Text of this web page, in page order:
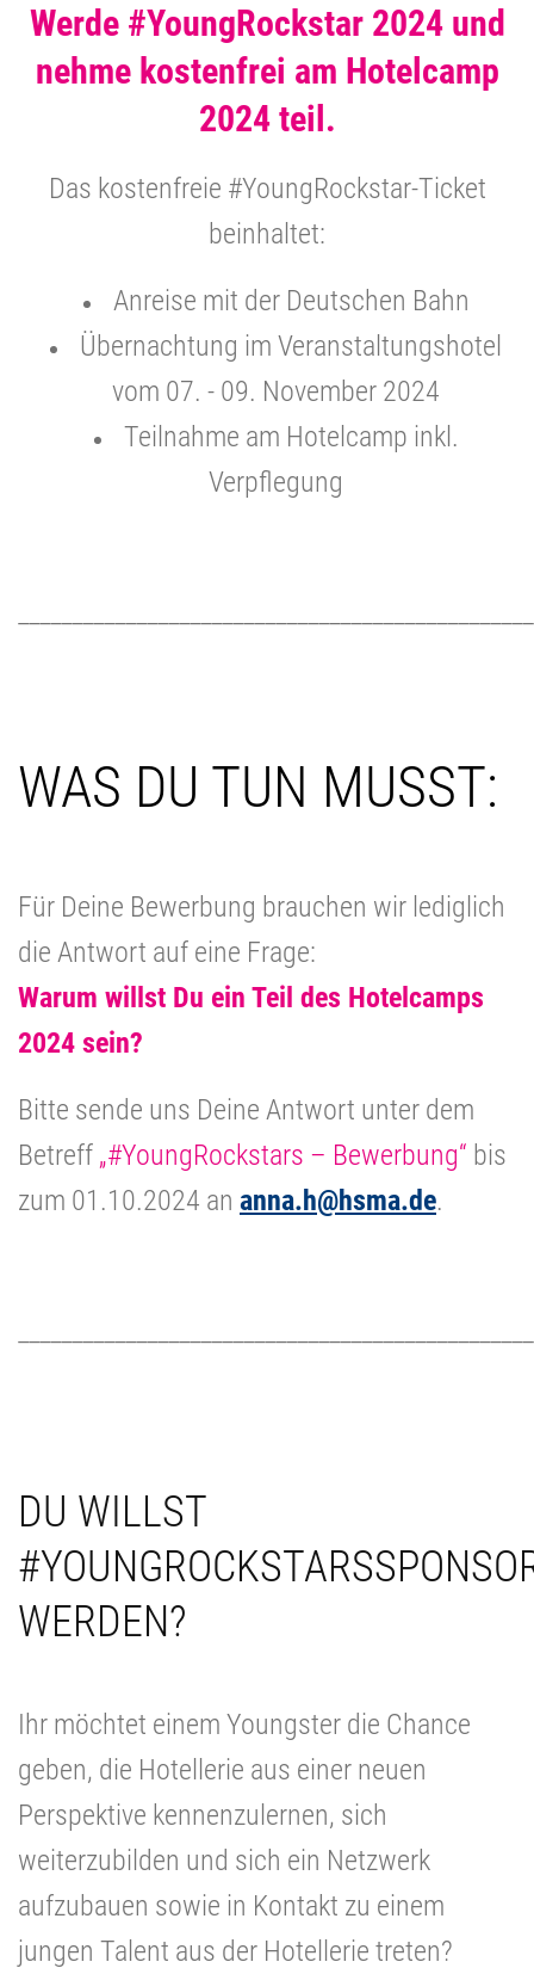
Werde #YoungRockstar 2024 und
nehme kostenfrei am Hotelcamp
2024 teil.
Das kostenfreie #YoungRockstar-Ticket
beinhaltet:
Anreise mit der Deutschen Bahn
Übernachtung im Veranstaltungshotel
vom 07. - 09. November 2024
Teilnahme am Hotelcamp inkl.
Verpflegung
WAS DU TUN MUSST:
Für Deine Bewerbung brauchen wir lediglich
die Antwort auf eine Frage:
Warum willst Du ein Teil des Hotelcamps
2024 sein?
Bitte sende uns Deine Antwort unter dem
Betreff „#YoungRockstars – Bewerbung“ bis
zum 01.10.2024 an anna.h@hsma.de.
DU WILLST
WERDEN?
Ihr möchtet einem Youngster die Chance
geben, die Hotellerie aus einer neuen
Perspektive kennenzulernen, sich
weiterzubilden und sich ein Netzwerk
aufzubauen sowie in Kontakt zu einem
jungen Talent aus der Hotellerie treten?